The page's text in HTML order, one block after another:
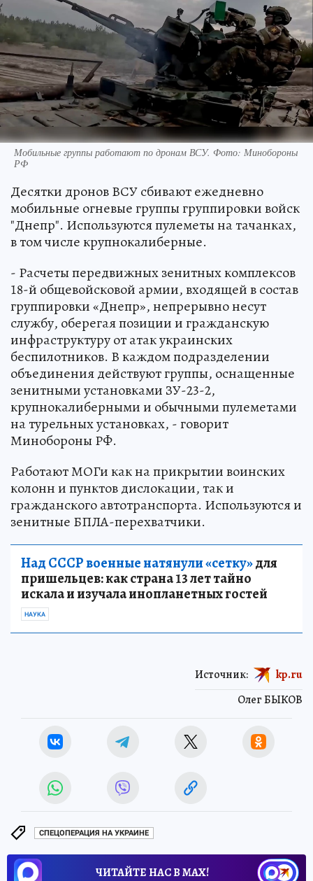
Мобильные группы работают по дронам ВСУ. Фото: Минобороны
РФ
Десятки дронов ВСУ сбивают ежедневно
мобильные огневые группы группировки войск
"Днепр". Используются пулеметы на тачанках,
в том числе крупнокалиберные.
- Расчеты передвижных зенитных комплексов
18-й общевойсковой армии, входящей в состав
группировки «Днепр», непрерывно несут
службу, оберегая позиции и гражданскую
инфраструктуру от атак украинских
беспилотников. В каждом подразделении
объединения действуют группы, оснащенные
зенитными установками ЗУ-23-2,
крупнокалиберными и обычными пулеметами
на турельных установках, - говорит
Минобороны РФ.
Работают МОГи как на прикрытии воинских
колонн и пунктов дислокации, так и
гражданского автотранспорта. Используются и
зенитные БПЛА-перехватчики.
Над СССР военные натянули «сетку»для
пришельцев: как страна 13 лет тайно
искала и изучала инопланетных гостей
НАУКА
Олег БЫКОВ
Источник: kp.ru
СПЕЦОПЕРАЦИЯ НА УКРАИНЕ
ЧИТАЙТЕ НАС В МАХ!